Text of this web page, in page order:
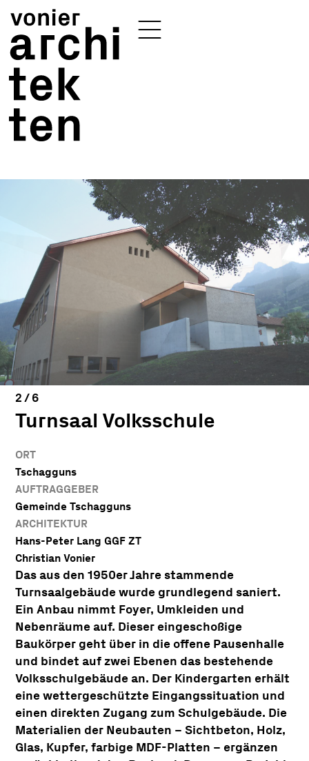
Turnsaal Volksschule
Das aus den 1950er Jahre stammende
Turnsaalgebäude wurde grundlegend saniert.
Ein Anbau nimmt Foyer, Umkleiden und
Nebenräume auf. Dieser eingeschoßige
Baukörper geht über in die offene Pausenhalle
und bindet auf zwei Ebenen das bestehende
Volksschulgebäude an. Der Kindergarten erhält
eine wettergeschützte Eingangssituation und
einen direkten Zugang zum Schulgebäude. Die
Materialien der Neubauten – Sichtbeton, Holz,
Glas, Kupfer, farbige MDF-Platten – ergänzen
ORT
Tschagguns
AUFTRAGGEBER
Gemeinde Tschagguns
ARCHITEKTUR
Hans-Peter Lang GGF ZT
Christian Vonier